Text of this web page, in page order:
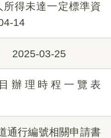
所得未達一定標準資
14
2025-03-25
辦理時程一覽表
通行編號相關申請書